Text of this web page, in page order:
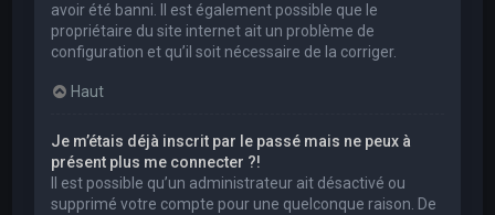
avoir été banni. Il est également possible que le
propriétaire du site internet ait un problème de
configuration et qu’il soit nécessaire de la corriger.
Haut
Je m’étais déjà inscrit par le passé mais ne peux à
présent plus me connecter ?!
Il est possible qu’un administrateur ait désactivé ou
supprimé votre compte pour une quelconque raison. De